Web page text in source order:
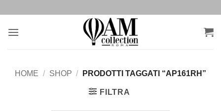
contenuti
HOME / SHOP / PRODOTTI TAGGATI “AP161RH”
FILTRA